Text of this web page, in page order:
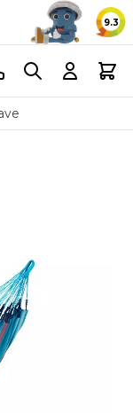
14
9.3
Search Cart